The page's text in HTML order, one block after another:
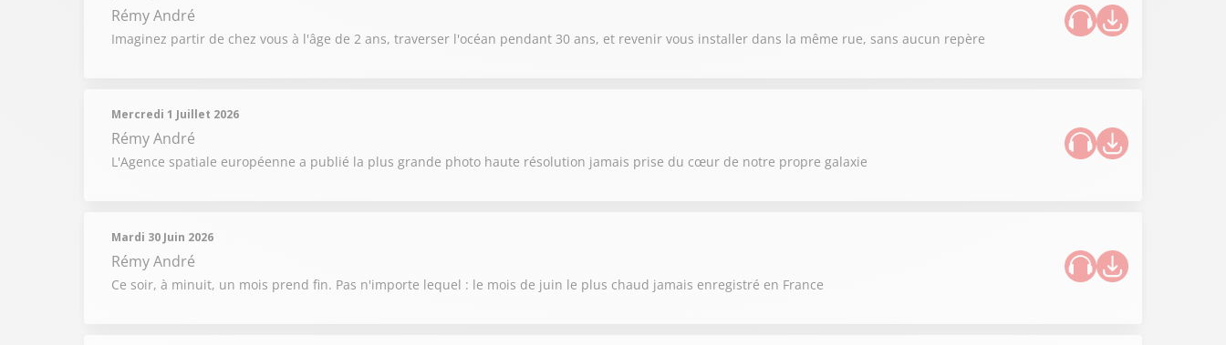
Rémy André
Imaginez partir de chez vous à l'âge de 2 ans, traverser l'océan pendant 30 ans, et revenir vous installer dans la même rue, sans aucun repère
Mercredi 1 Juillet 2026
Rémy André
L'Agence spatiale européenne a publié la plus grande photo haute résolution jamais prise du cœur de notre propre galaxie
Mardi 30 Juin 2026
Rémy André
Ce soir, à minuit, un mois prend fin. Pas n'importe lequel : le mois de juin le plus chaud jamais enregistré en France